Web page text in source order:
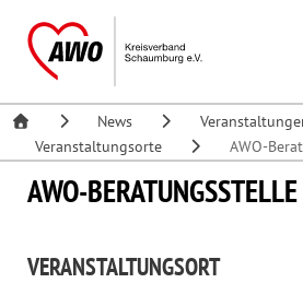
News
Veranstaltungsorte
AWO-
AWO-
VERANSTALTUNGSORT